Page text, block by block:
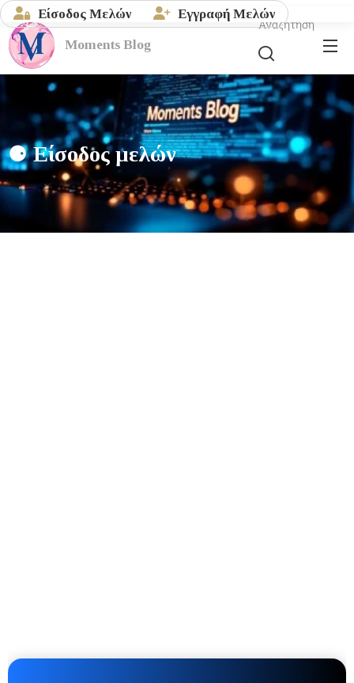
Είσοδος Μελών Εγγραφή Μελών
Moments Blog
Αναζήτηση
⚈Είσοδος μελών